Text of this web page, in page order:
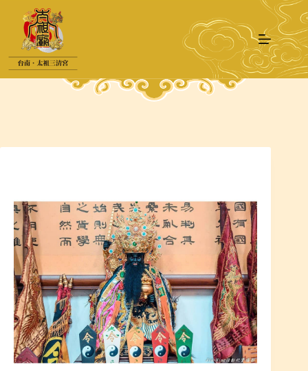
要